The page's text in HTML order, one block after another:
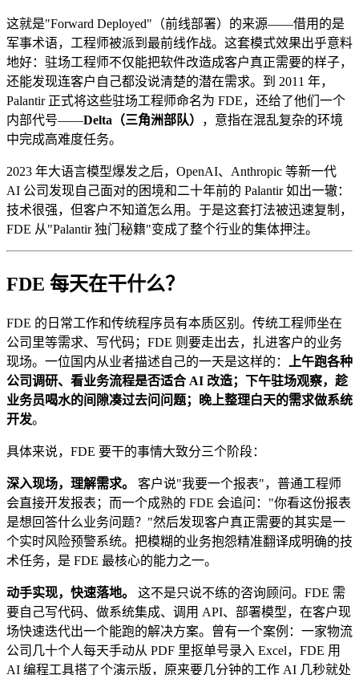
这就是"Forward Deployed"（前线部署）的来源——借用的是
军事术语，工程师被派到最前线作战。这套模式效果出乎意料
地好：驻场工程师不仅能把软件改造成客户真正需要的样子，
还能发现连客户自己都没说清楚的潜在需求。到 2011 年，
Palantir 正式将这些驻场工程师命名为 FDE，还给了他们一个
内部代号——Delta（三角洲部队）​
，意指在混乱复杂的环境
中完成高难度任务。
2023 年大语言模型爆发之后，OpenAI、Anthropic 等新一代
AI 公司发现自己面对的困境和二十年前的 Palantir 如出一辙：
技术很强，但客户不知道怎么用。于是这套打法被迅速复制，
FDE 从"Palantir 独门秘籍"变成了整个行业的集体押注。
FDE 每天在干什么？​
FDE 的日常工作和传统程序员有本质区别。传统工程师坐在
公司里等需求、写代码；FDE 则要走出去，扎进客户的业务
现场。一位国内从业者描述自己的一天是这样的：
上午跑各种
公司调研、看业务流程是否适合 AI 改造；下午驻场观察，趁
业务员喝水的间隙凑过去问问题；晚上整理白天的需求做系统
开发。
具体来说，FDE 要干的事情大致分三个阶段：
深入现场，理解需求。​
客户说"我要一个报表"，普通工程师
会直接开发报表；而一个成熟的 FDE 会追问："你看这份报表
是想回答什么业务问题？"然后发现客户真正需要的其实是一
个实时风险预警系统。把模糊的业务抱怨精准翻译成明确的技
术任务，是 FDE 最核心的能力之一。
动手实现，快速落地。​
这不是只说不练的咨询顾问。FDE 需
要自己写代码、做系统集成、调用 API、部署模型，在客户现
场快速迭代出一个能跑的解决方案。曾有一个案例：一家物流
公司几十个人每天手动从 PDF 里抠单号录入 Excel，FDE 用
AI 编程工具搭了个演示版，原来要几分钟的工作 AI 几秒就处